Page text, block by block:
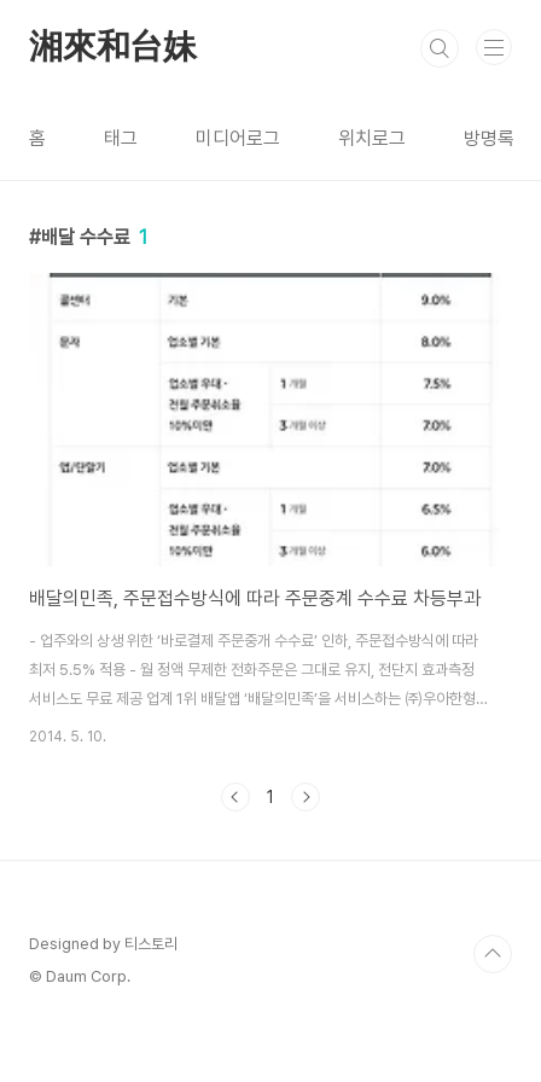
湘來和台妹
홈 태그 미디어로그 위치로그 방명록
배달 수수료 1
배달의민족, 주문접수방식에 따라 주문중계 수수료 차등부과
- 업주와의 상생 위한 ‘바로결제 주문중개 수수료’ 인하, 주문접수방식에 따라
최저 5.5% 적용 - 월 정액 무제한 전화주문은 그대로 유지, 전단지 효과측정
서비스도 무료 제공 업계 1위 배달앱 ‘배달의민족’을 서비스하는 ㈜우아한형
제들(대표 김봉진)이 배달 업소와의 상생 발전에 힘쓰고자 ‘바로결제 주문중개
견을 적극적으로 반영했으며 주문접수 방식에 따라 최저 5.5%까지 내려간다.
2014. 5. 10.
1
Designed by 티스토리
© Daum Corp.